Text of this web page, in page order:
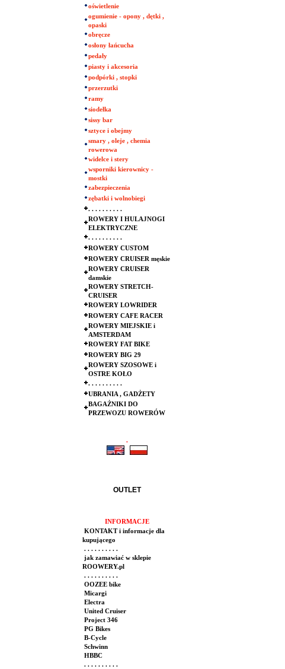
oświetlenie
ogumienie - opony , dętki ,
opaski
obręcze
osłony łańcucha
pedały
piasty i akcesoria
podpórki , stopki
przerzutki
ramy
siodełka
sissy bar
sztyce i obejmy
smary , oleje , chemia
rowerowa
widelce i stery
wsporniki kierownicy -
mostki
zabezpieczenia
zębatki i wolnobiegi
. . . . . . . . . .
ROWERY I HULAJNOGI
ELEKTRYCZNE
. . . . . . . . . .
ROWERY CUSTOM
ROWERY CRUISER męskie
ROWERY CRUISER
damskie
ROWERY STRETCH-
CRUISER
ROWERY LOWRIDER
ROWERY CAFE RACER
ROWERY MIEJSKIE i
AMSTERDAM
ROWERY FAT BIKE
ROWERY BIG 29
ROWERY SZOSOWE i
OSTRE KOŁO
. . . . . . . . . .
UBRANIA , GADŻETY
BAGAŻNIKI DO
PRZEWOZU ROWERÓW
.
OUTLET
INFORMACJE
KONTAKT i informacje dla
kupującego
. . . . . . . . . .
jak zamawiać w sklepie
ROOWERY.pl
. . . . . . . . . .
OOZEE bike
Micargi
Electra
United Cruiser
Project 346
PG Bikes
B-Cycle
Schwinn
HBBC
. . . . . . . . . .